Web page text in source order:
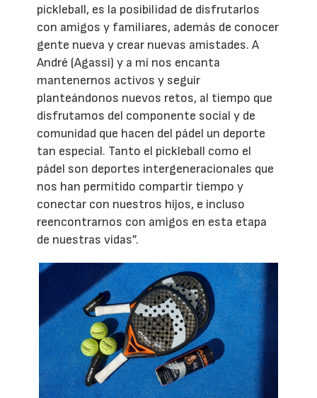
pickleball, es la posibilidad de disfrutarlos
con amigos y familiares, además de conocer
gente nueva y crear nuevas amistades. A
André (Agassi) y a mí nos encanta
mantenernos activos y seguir
planteándonos nuevos retos, al tiempo que
disfrutamos del componente social y de
comunidad que hacen del pádel un deporte
tan especial. Tanto el pickleball como el
pádel son deportes intergeneracionales que
nos han permitido compartir tiempo y
conectar con nuestros hijos, e incluso
reencontrarnos con amigos en esta etapa
de nuestras vidas”.